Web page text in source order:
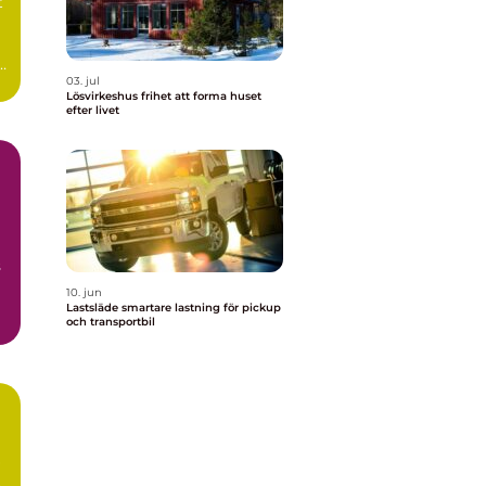
03. jul
Lösvirkeshus frihet att forma huset
efter livet
10. jun
Lastsläde smartare lastning för pickup
och transportbil